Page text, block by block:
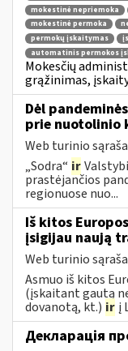
mokestinė nepriemoka
mokestinė permoka
permokų įskaitymas
automatinis permokos
Mokesčių
grąžinimas,
Dėl pandeminės
prie nuotolinio
Web turinio
„Sodra“ ir
prastėjančios
regionuose nuo...
Iš kitos
įsigijau naują
Web turinio
Asmuo iš kitos
(įskaitant gautą
dovanotą, kt.) ir į
Декларація